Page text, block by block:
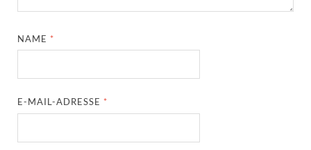
NAME *
E-MAIL-ADRESSE *